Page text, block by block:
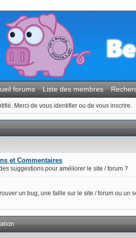
forums Liste des membres
Merci de vous identifier ou de vous inscrire.
et Commentaires
suggestions pour améliorer le site / forum ?
un bug, une faille sur le site / forum ou un